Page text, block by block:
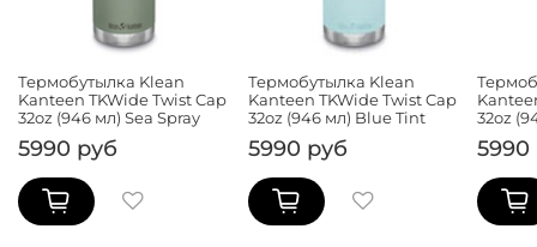
Термобутылка Klean
Kanteen TKWide Twist Cap
32oz (946 мл) Sea Spray
5990 руб
Термобутылка Klean
Kanteen TKWide Twist Cap
32oz (946 мл) Blue Tint
5990 руб
32oz
5990